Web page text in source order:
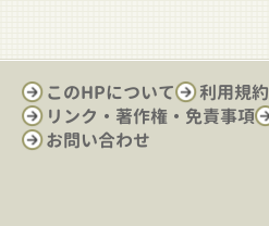
このHPについて 利用規約
リンク・著作権・免責事項
お問い合わせ